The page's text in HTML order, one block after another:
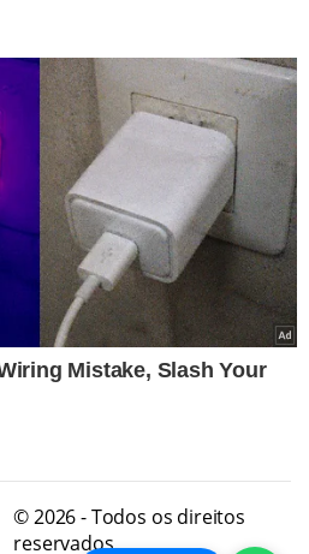
© 2026 - Todos os direitos
reservados